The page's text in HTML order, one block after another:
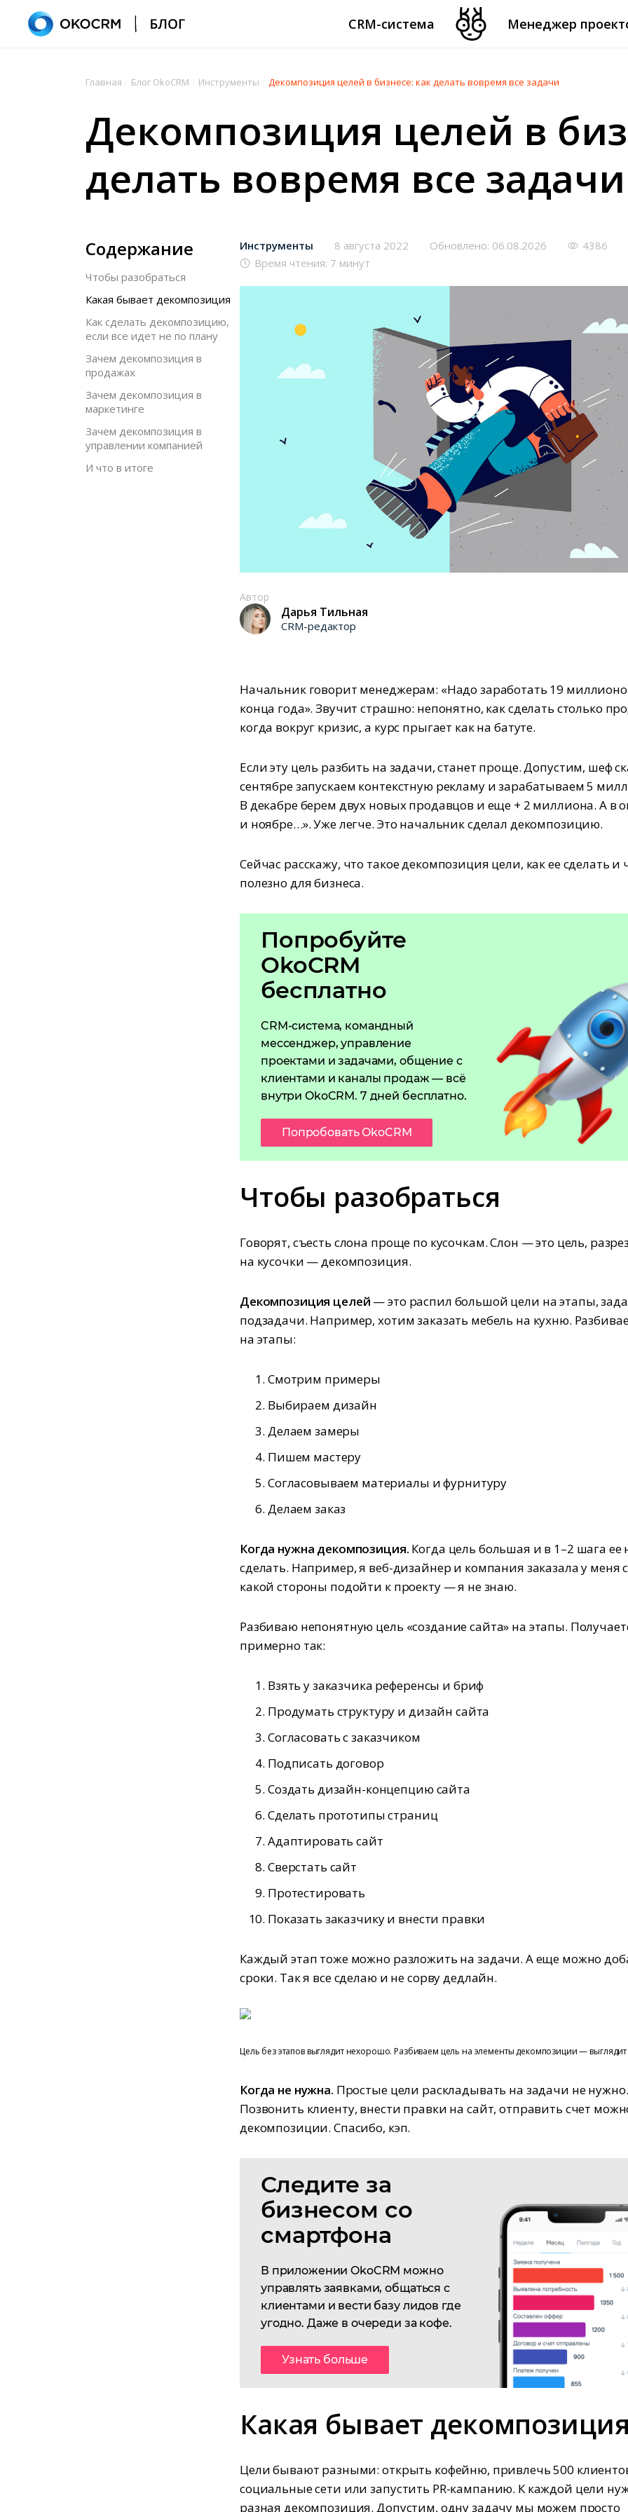
CRM-система Менеджер
Главная Блог OkoCRM Инструменты Декомпозиция целей в бизнесе: как делать вовремя все задачи
Декомпозиция целей в
делать вовремя все задачи
Содержание
Чтобы разобраться
Какая бывает декомпозиция
Как сделать декомпозицию,
если все идет не по плану
Зачем декомпозиция в
продажах
Зачем декомпозиция в
маркетинге
Зачем декомпозиция в
управлении компанией
И что в итоге
Инструменты 8 августа 2022 Обновлено: 06.08.2026
4386
Время чтения: 7 минут
Автор
Дарья Тильная
CRM-редактор
Начальник говорит менеджерам: «Надо заработать 19
конца года». Звучит страшно: непонятно, как сделать столько
когда вокруг кризис, а курс прыгает как на батуте.
Если эту цель разбить на задачи, станет проще. Допустим, шеф
сентябре запускаем контекстную рекламу и зарабатываем 5
В декабре берем двух новых продавцов и еще + 2 миллиона. А в
и ноябре…». Уже легче. Это начальник сделал декомпозицию.
Сейчас расскажу, что такое декомпозиция цели, как ее сделать и
полезно для бизнеса.
Попробуйте
OkoCRM
бесплатно
CRM-система, командный
мессенджер, управление
проектами и задачами, общение с
клиентами и каналы продаж — всё
внутри OkoCRM. 7 дней бесплатно.
Попробовать OkoCRM
Чтобы разобраться
Говорят, съесть слона проще по кусочкам. Слон — это цель,
на кусочки — декомпозиция.
Декомпозиция целей — это распил большой цели на этапы,
подзадачи. Например, хотим заказать мебель на кухню.
на этапы:
Смотрим примеры
Выбираем дизайн
Делаем замеры
Пишем мастеру
Согласовываем материалы и фурнитуру
Делаем заказ
Когда нужна декомпозиция. Когда цель большая и в 1–2 шага ее
сделать. Например, я веб-дизайнер и компания заказала у меня
какой стороны подойти к проекту — я не знаю.
Разбиваю непонятную цель «создание сайта» на этапы.
примерно так:
Взять у заказчика референсы и бриф
Продумать структуру и дизайн сайта
Согласовать с заказчиком
Подписать договор
Создать дизайн-концепцию сайта
Сделать прототипы страниц
Адаптировать сайт
Сверстать сайт
Протестировать
Показать заказчику и внести правки
Каждый этап тоже можно разложить на задачи. А еще можно
сроки. Так я все сделаю и не сорву дедлайн.
Цель без этапов выглядит нехорошо. Разбиваем цель на элементы декомпозиции —
Когда не нужна. Простые цели раскладывать на задачи не нужно.
Позвонить клиенту, внести правки на сайт, отправить счет
декомпозиции. Спасибо, кэп.
Следите за
бизнесом со
смартфона
В приложении OkoCRM можно
управлять заявками, общаться с
клиентами и вести базу лидов где
угодно. Даже в очереди за кофе.
Узнать больше
Какая бывает
Цели бывают разными: открыть кофейню, привлечь 500
социальные сети или запустить PR-кампанию. К каждой цели
разная декомпозиция. Допустим, одну задачу мы можем просто